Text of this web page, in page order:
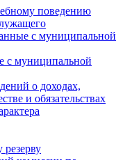
поведению
с муниципальной
с муниципальной
о доходах,
и обязательствах